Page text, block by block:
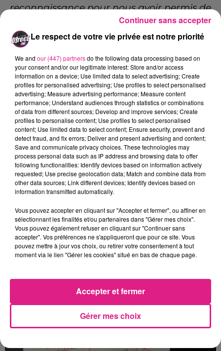
reconnaissance pour nous avoir permis de
vivre une très grande journée dans l'histoire
de notre club ! Aujourd'hui, le football
professionnel a tendu la main (et plus
encore...) au football amateur. C'est une
belle image de notre sport»
On peut aussi y voir la signature de tous les
joueurs.
Le respect de votre vie privée est notre priorité
We and our (447) partnersdo the following data processing based on
your consent and/or our legitimate interest: Store and/or access
information on a device; Use limited data to select advertising; Create
profiles for personalised advertising; Use profiles to select personalised
advertising; Measure advertising performance; Measure content
performance; Understand audiences through statistics or combinations
of data from different sources; Develop and improve services; Create
profiles to personalise content; Use profiles to select personalised
content; Use limited data to select content; Ensure security, prevent and
detect fraud, and fix errors; Deliver and present advertising and content;
Save and communicate privacy choices. These technologies may
process personal data such as IP address and browsing data to offer
following functionalities: Identify devices based on information actively
requested; Use precise geolocation data; Match and combine data from
other data sources; Link different devices; Identify devices based on
information transmitted automatically.
Vous pouvez accepter en cliquant sur "Accepter et fermer", ou affiner en
sélectionnant les finalités et/ou partenaires dans "Gérer mes choix".
Vous pouvez également refuser en cliquant sur "Continuer sans
accepter". Vos préférences ne s'appliqueront que pour ce site. Vous
pouvez mettre à jour vos choix, ou retirer votre consentement à tout
moment via le lien "Gérer les cookies" situé en bas de chaque page.
Gérer mes choix
Accepter et fermer
Continuer sans accepter